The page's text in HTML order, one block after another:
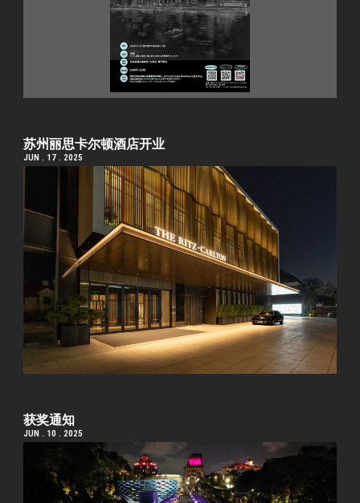
苏州丽思卡尔顿酒店开业
JUN . 17 . 2025
获奖通知
JUN . 10 . 2025